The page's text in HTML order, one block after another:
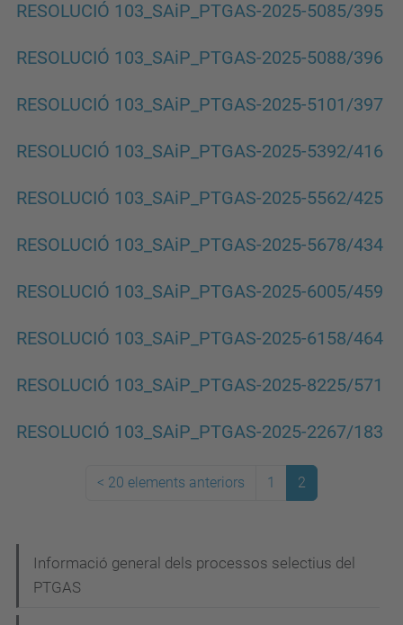
RESOLUCIÓ 103_SAiP_PTGAS-2025-5085/395
RESOLUCIÓ 103_SAiP_PTGAS-2025-5088/396
RESOLUCIÓ 103_SAiP_PTGAS-2025-5101/397
RESOLUCIÓ 103_SAiP_PTGAS-2025-5392/416
RESOLUCIÓ 103_SAiP_PTGAS-2025-5562/425
RESOLUCIÓ 103_SAiP_PTGAS-2025-5678/434
RESOLUCIÓ 103_SAiP_PTGAS-2025-6005/459
RESOLUCIÓ 103_SAiP_PTGAS-2025-6158/464
RESOLUCIÓ 103_SAiP_PTGAS-2025-8225/571
RESOLUCIÓ 103_SAiP_PTGAS-2025-2267/183
< 20 elements anteriors 1 2
Informació general dels processos selectius del
PTGAS